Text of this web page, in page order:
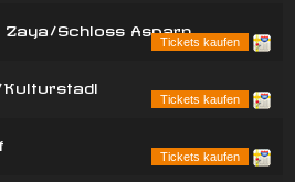
Zaya/Schloss Asparn
Tickets kaufen
Kulturstadl
Tickets kaufen
Tickets kaufen